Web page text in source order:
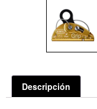
Descripción